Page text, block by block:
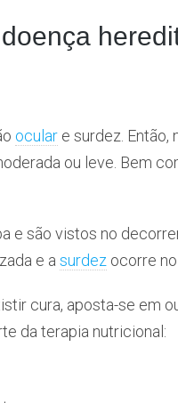
ocular e surdez. Então,
ou leve. Bem
e são vistos no
e a surdez ocorre
cura, aposta-se em
da terapia nutricional: